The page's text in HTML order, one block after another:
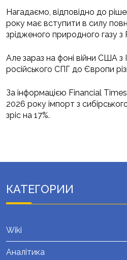
Нагадаємо, відповідно до
року має вступити в силу
зрідженого природного газу з
Але зараз на фоні війни США з
російського СПГ до Європи
За інформацією Financial
2026 року імпорт з
зріс на 17%.
КАТЕГОРИИ
Wiki
Аналітика